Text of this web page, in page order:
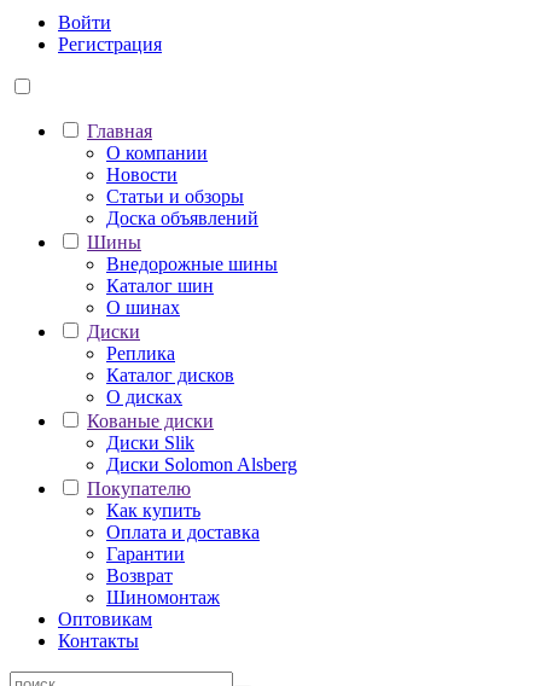
Войти
Регистрация
Главная
О компании
Новости
Статьи и обзоры
Доска объявлений
Шины
Внедорожные шины
Каталог шин
О шинах
Диски
Реплика
Каталог дисков
О дисках
Кованые диски
Диски Slik
Диски Solomon Alsberg
Покупателю
Как купить
Оплата и доставка
Гарантии
Возврат
Шиномонтаж
Оптовикам
Контакты